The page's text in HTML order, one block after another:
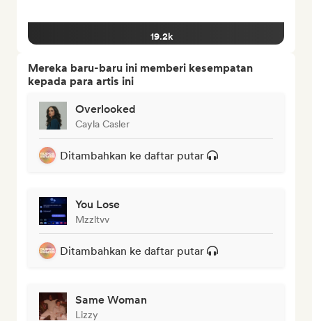
19.2k
Mereka baru-baru ini memberi kesempatan
kepada para artis ini
Overlooked
Cayla Casler
Ditambahkan ke daftar putar
You Lose
Mzzltvv
Ditambahkan ke daftar putar
Same Woman
Lizzy